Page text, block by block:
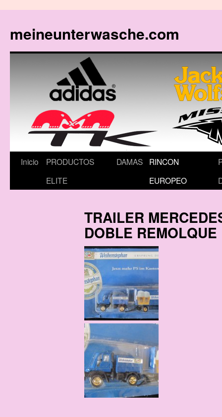
meineunterwasche.com
Saltar
Inicio
PRODUCTOS
ELITE
DAMAS
RINCON
EUROPEO
TRAILER
DOBLE REMOLQUE